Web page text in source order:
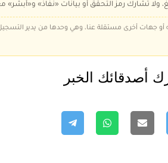
ولا تُشارك رمز التحقق أو بيانات «نفاذ» و«أبشر»
أو جهات أخرى مستقلة عنا، وهي وحدها من يدير
أصدقائك الخبر